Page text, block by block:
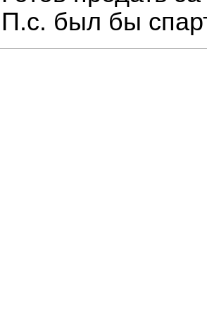
П.с. был бы